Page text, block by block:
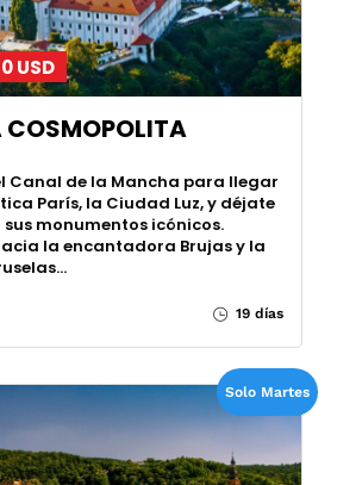
USD
COSMOPOLITA
Canal de la Mancha para llegar
París, la Ciudad Luz, y déjate
monumentos icónicos.
la encantadora Brujas y la
19 días
Solo Martes